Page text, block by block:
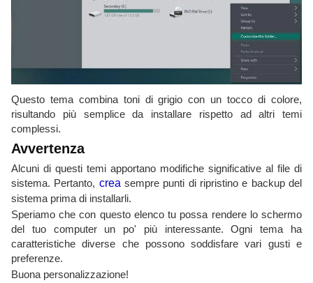
Questo tema combina toni di grigio con un tocco di colore,
risultando più semplice da installare rispetto ad altri temi
complessi.
Avvertenza
Alcuni di questi temi apportano modifiche significative al file di
sistema. Pertanto, creasempre punti di ripristino e backup del
sistema prima di installarli.
Speriamo che con questo elenco tu possa rendere lo schermo
del tuo computer un po' più interessante. Ogni tema ha
caratteristiche diverse che possono soddisfare vari gusti e
preferenze.
Buona personalizzazione!